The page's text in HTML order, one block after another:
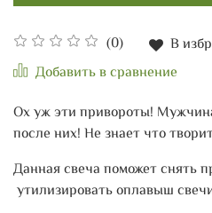
(0)
В
Добавить в сравнение
Ох уж эти привороты!
после них! Не знает что
Данная свеча поможет снять
утилизировать оплавыш